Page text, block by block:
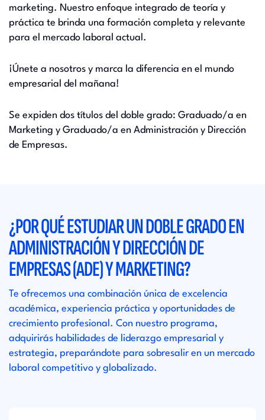
marketing. Nuestro enfoque integrado de teoría y
práctica te brinda una formación completa y relevante
para el mercado laboral actual.
¡Únete a nosotros y marca la diferencia en el mundo
empresarial del mañana!
Se expiden dos títulos del doble grado: Graduado/a en
Marketing y Graduado/a en Administración y Dirección
de Empresas.
¿POR QUÉ ESTUDIAR UN DOBLE GRADO EN
ADMINISTRACIÓN Y DIRECCIÓN DE
EMPRESAS (ADE) Y MARKETING?
Te ofrecemos una combinación única de excelencia
académica, experiencia práctica y oportunidades de
crecimiento profesional. Con nuestro programa,
adquirirás habilidades de liderazgo empresarial y
estrategia, preparándote para sobresalir en un mercado
laboral competitivo y globalizado.